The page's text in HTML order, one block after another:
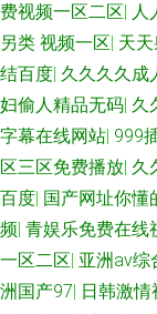
费视频一区二区| 人
另类 视频一区| 天
结百度| 久久久久成
妇偷人精品无码| 久
字幕在线网站| 999
区三区免费播放| 久
百度| 国产网址你懂
频| 青娱乐免费在线
一区二区| 亚洲aⅴ综
洲国产97| 日韩激